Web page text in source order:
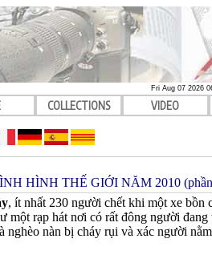
Fri Aug 07 2026
COLLECTIONS VIDEO
HÌNH THẾ GIỚI NĂM 2010
, ít nhất 230 người chết khi một xe bồn
một rạp hát nơi có rất đông người
nghèo nàn bị cháy rụi và xác người